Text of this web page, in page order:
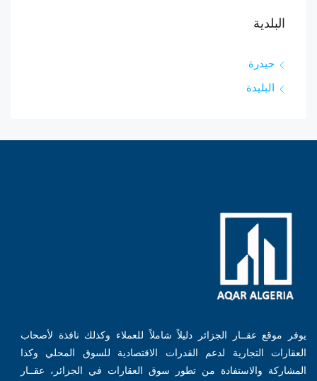
البلدية
حيدرة
البليدة
يوفر موقع عقــار الجزائر دليلاً شاملاً للعملاء وكذلك نافذة لأصحاب
العقارات التجارية لدعم القدرات الاقتصادية للسوق المحلي وكذا
المشاركة والاستفادة من تطور سوق العقارات في الجزائر، عقــار